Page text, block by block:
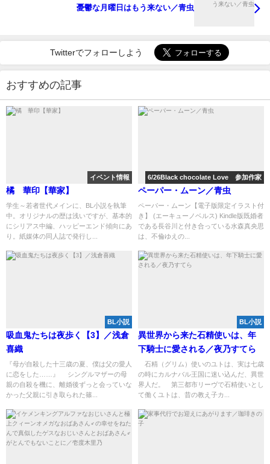
憂鬱な月曜日はもう来ない／青虫
Twitterでフォローしよう
おすすめの記事
イベント情報
橘 華印【華家】
学生～若者世代メインに、BL小説を執筆
中。オリジナルの歴は浅いですが、基本的
にシリアス中編、ハッピーエンド傾向にあ
り。紙媒体の同人誌で発行し...
6/26Black chocolate Love 参加作家
ペーパー・ムーン／青虫
ペーパー・ムーン【電子版限定イラスト付
き】 (エーキューノベルス) Kindle版既婚者
である長谷川と付き合っている水森真央思
は、不倫ゆえの...
BL小説
吸血鬼たちは夜歩く【3】／浅倉
喜織
『母が自殺した十三歳の夏、僕は父の愛人
に恋をした……』 シングルマザーの母
親の自殺を機に、離婚後ずっと会っていな
かった父親に引き取られた篠...
BL小説
異世界から来た石精使いは、年
下騎士に愛される／夜乃すてら
石精（グリム）使いのユトは、実は七歳
の時にカルナバル王国に迷い込んだ、異世
界人だ。 第三都市リーヴで石精使いとし
て働くユトは、昔の教え子カ...